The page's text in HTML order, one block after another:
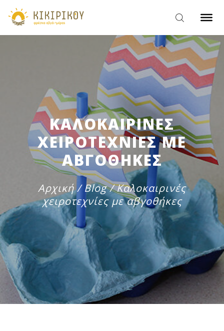
ΚΑΛΟΚΑΙΡΙΝΕΣ
ΧΕΙΡΟΤΕΧΝΙΕΣ ΜΕ
ΑΒΓΟΘΗΚΕΣ
Αρχική/Blog/Καλοκαιρινές
χειροτεχνίες με αβγοθήκες